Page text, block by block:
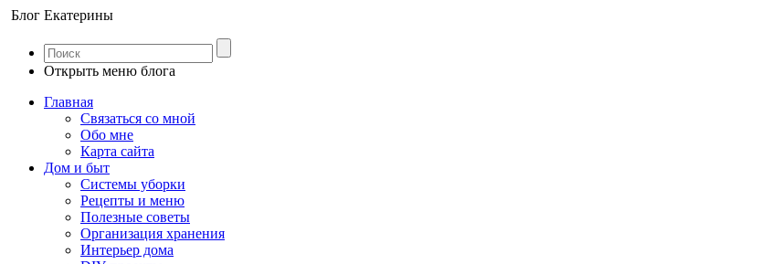
Блог Екатерины
Открыть меню блога
Главная
Связаться со мной
Обо мне
Карта сайта
Дом и быт
Системы уборки
Рецепты и меню
Полезные советы
Организация хранения
Интерьер дома